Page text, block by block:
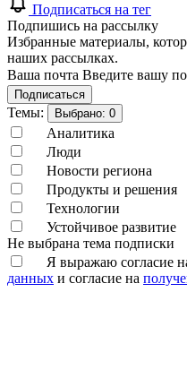
Подписаться на тег
Подпишись на рассылку
Избранные материалы,
наших рассылках.
Ваша почта Введите вашу
Подписаться
Темы: Выбрано: 0
Аналитика
Люди
Новости региона
Продукты и решения
Технологии
Устойчивое развитие
Не выбрана тема подписки
Я выражаю согласие
данных и согласие на